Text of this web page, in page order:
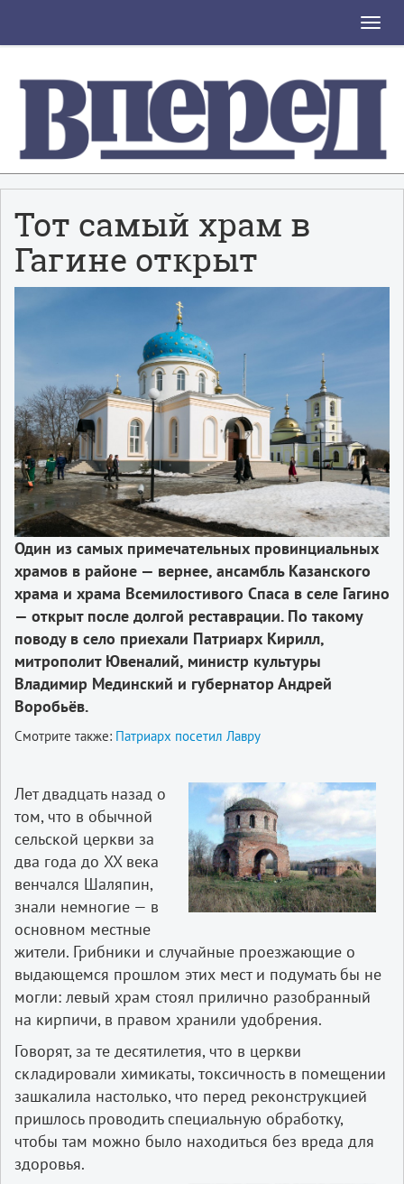
Toggle
Тот самый храм в
Гагине открыт
Один из самых примечательных провинциальных
храмов в районе — вернее, ансамбль Казанского
храма и храма Всемилостивого Спаса в селе Гагино
— открыт после долгой реставрации. По такому
поводу в село приехали Патриарх Кирилл,
митрополит Ювеналий, министр культуры
Владимир Мединский и губернатор Андрей
Воробьёв.
Смотрите также: Патриарх посетил Лавру
Лет двадцать назад о
том, что в обычной
сельской церкви за
два года до XX века
венчался Шаляпин,
знали немногие — в
основном местные
жители. Грибники и случайные проезжающие о
выдающемся прошлом этих мест и подумать бы не
могли: левый храм стоял прилично разобранный
на кирпичи, в правом хранили удобрения.
Говорят, за те десятилетия, что в церкви
складировали химикаты, токсичность в помещении
зашкалила настолько, что перед реконструкцией
пришлось проводить специальную обработку,
чтобы там можно было находиться без вреда для
здоровья.